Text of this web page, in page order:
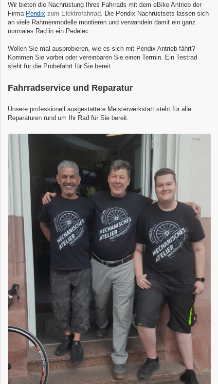
Wir bieten die Nachrüstung Ihres Fahrrads mit dem eBike Antrieb der
Firma Pendix zum Elektrofahrrad . Die Pendix Nachrüstsets lassen sich
an viele Rahmenmodelle montieren und verwandeln damit ein ganz
normales Rad in ein Pedelec.
Wollen Sie mal ausprobieren, wie es sich mit Pendix Antrieb fährt?
Kommen Sie vorbei oder vereinbaren Sie einen Termin. Ein Testrad
steht für die Probefahrt für Sie bereit.
Fahrradservice und Reparatur
Unsere professionell ausgestattete Meisterwer­kstatt steht für alle
Reparaturen rund um Ihr Rad für Sie bereit.